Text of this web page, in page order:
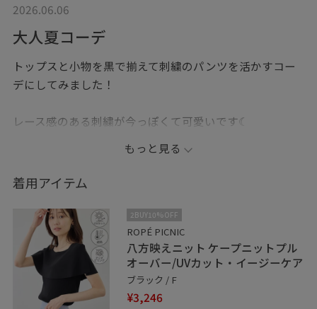
2026.06.06
大人夏コーデ
トップスと小物を黒で揃えて刺繍のパンツを活かすコー
デにしてみました！
レース感のある刺繍が今っぽくて可愛いです☾
ご覧頂きありがとうございます˚｡⋆୨୧
気になられたらお気に入り♡やフォローして頂けると
もっと見る
着用アイテム
2BUY10%OFF
ROPÉ PICNIC
八方映えニット ケープニットプル
オーバー/UVカット・イージーケア
ブラック / F
¥3,246